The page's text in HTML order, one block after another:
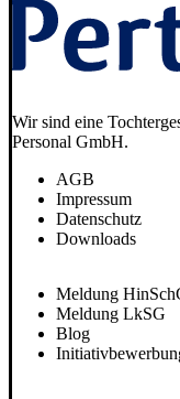
Wir sind eine
Personal GmbH.
AGB
Impressum
Datenschutz
Downloads
Meldung
Meldung LkSG
Blog